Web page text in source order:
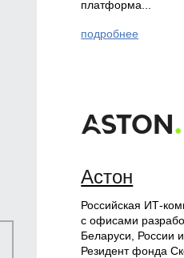
платформа...
подробнее
Астон
Российская ИТ-
c офисами
Беларуси, России и
Резидент фонда